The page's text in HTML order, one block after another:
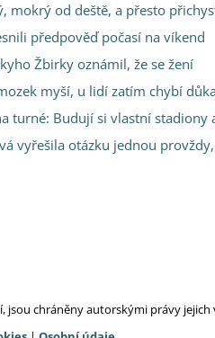
mokrý od deště, a přesto
předpověď počasí na víkend
Žbirky oznámil, že se žení
myší, u lidí zatím chybí
turné: Budují si vlastní
vyřešila otázku jednou
jsou chráněny autorskými právy